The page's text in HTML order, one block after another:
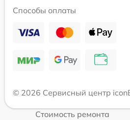
Способы оплаты
© 2026 Сервисный центр
Стоимость ремонта